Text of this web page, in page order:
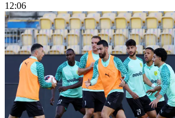
12:06